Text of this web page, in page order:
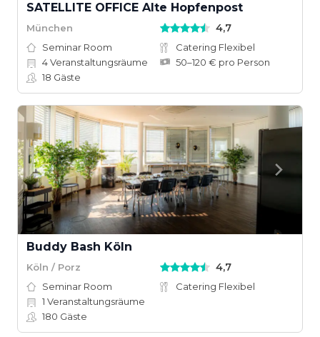
SATELLITE OFFICE Alte Hopfenpost
München 4,7
Seminar Room
Catering Flexibel
4Veranstaltungsräume
50–120 € pro Person
18 Gäste
Buddy Bash Köln
Köln / Porz 4,7
Seminar Room
Catering Flexibel
1 Veranstaltungsräume
180 Gäste